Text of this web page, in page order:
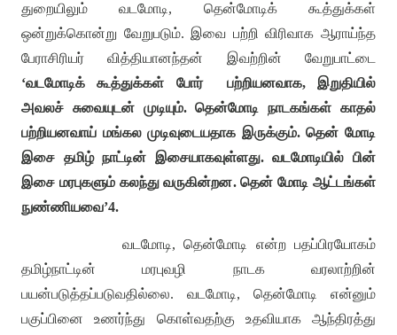
துறையிலும் வடமோடி, தென்மோடிக் கூத்துக்கள்
ஒன்றுக்கொன்று வேறுபடும். இவை பற்றி விரிவாக ஆராய்ந்த
பேராசிரியர் வித்தியானந்தன் இவற்றின் வேறுபாட்டை
‘வடமோடிக் கூத்துக்கள் போர் பற்றியனவாக,இறுதியில்
அவலச் சுவையுடன் முடியும்.தென்மோடி நாடகங்கள் காதல்
பற்றியனவாய் மங்கல முடிவுடையதாக இருக்கும்.தென் மோடி
இசை தமிழ் நாட்டின் இசையாகவுள்ளது.வடமோடியில் பின்
இசை மரபுகளும் கலந்து வருகின்றன.தென் மோடி ஆட்டங்கள்
நுண்ணியவை’4.
வடமோடி,தென்மோடி என்ற பதப்பிரயோகம்
தமிழ்நாட்டின் மரபுவழி நாடக வரலாற்றின்
பயன்படுத்தப்படுவதில்லை. வடமோடி, தென்மோடி என்னும்
பகுப்பினை உணர்ந்து கொள்வதற்கு உதவியாக ஆந்திரத்து